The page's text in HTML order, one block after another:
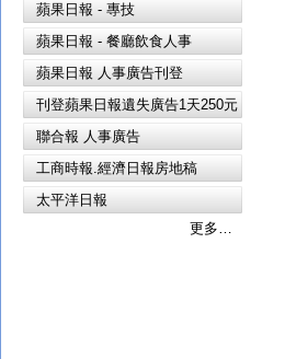
蘋果日報 - 專技
蘋果日報 - 餐廳飲食人事
蘋果日報 人事廣告刊登
刊登蘋果日報遺失廣告1天250元
聯合報 人事廣告
工商時報.經濟日報房地稿
太平洋日報
更多…